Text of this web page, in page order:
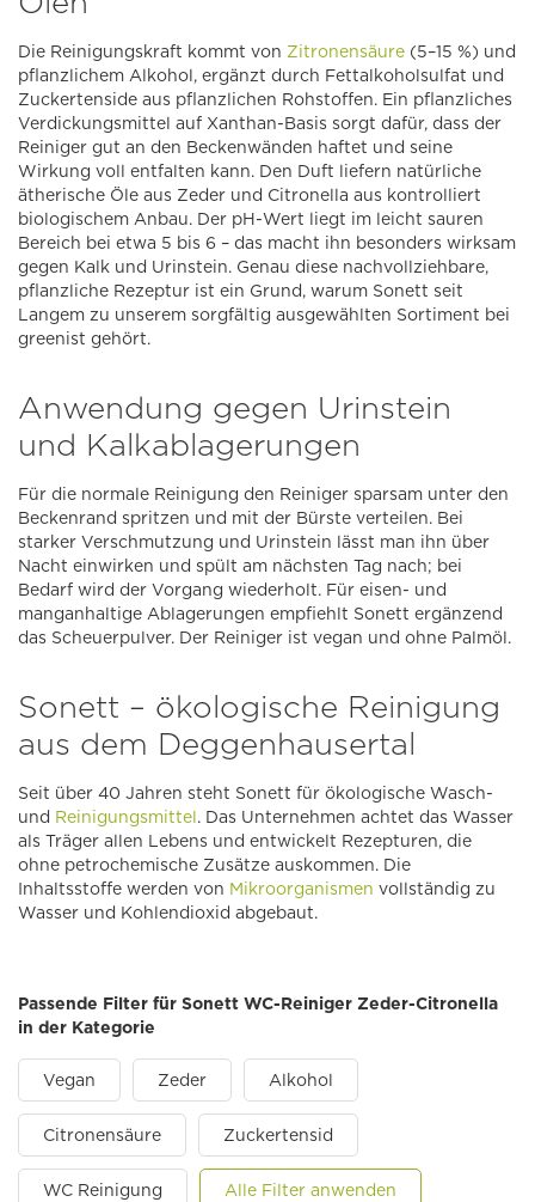
Die Reinigungskraft kommt von Zitronensäure (5–15 %) und
pflanzlichem Alkohol, ergänzt durch Fettalkoholsulfat und
Zuckertenside aus pflanzlichen Rohstoffen. Ein pflanzliches
Verdickungsmittel auf Xanthan-Basis sorgt dafür, dass der
Reiniger gut an den Beckenwänden haftet und seine
Wirkung voll entfalten kann. Den Duft liefern natürliche
ätherische Öle aus Zeder und Citronella aus kontrolliert
biologischem Anbau. Der pH-Wert liegt im leicht sauren
Bereich bei etwa 5 bis 6 – das macht ihn besonders wirksam
gegen Kalk und Urinstein. Genau diese nachvollziehbare,
pflanzliche Rezeptur ist ein Grund, warum Sonett seit
Langem zu unserem sorgfältig ausgewählten Sortiment bei
greenist gehört.
Anwendung gegen Urinstein
und Kalkablagerungen
Für die normale Reinigung den Reiniger sparsam unter den
Beckenrand spritzen und mit der Bürste verteilen. Bei
starker Verschmutzung und Urinstein lässt man ihn über
Nacht einwirken und spült am nächsten Tag nach; bei
Bedarf wird der Vorgang wiederholt. Für eisen- und
manganhaltige Ablagerungen empfiehlt Sonett ergänzend
das Scheuerpulver. Der Reiniger ist vegan und ohne Palmöl.
Sonett – ökologische Reinigung
aus dem Deggenhausertal
Seit über 40 Jahren steht Sonett für ökologische Wasch-
und Reinigungsmittel. Das Unternehmen achtet das Wasser
als Träger allen Lebens und entwickelt Rezepturen, die
ohne petrochemische Zusätze auskommen. Die
Inhaltsstoffe werden von Mikroorganismen vollständig zu
Wasser und Kohlendioxid abgebaut.
Passende Filter für Sonett WC-Reiniger Zeder-Citronella
in der Kategorie
Vegan Zeder Alkohol
Citronensäure Zuckertensid
WC Reinigung Alle Filter anwenden